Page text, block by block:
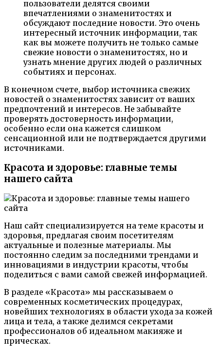
пользователи делятся своими
впечатлениями о знаменитостях и
обсуждают последние новости. Это очень
интересный источник информации, так
как вы можете получить не только самые
свежие новости о знаменитостях, но и
узнать мнение других людей о различных
событиях и персонах.
В конечном счете, выбор источника свежих
новостей о знаменитостях зависит от ваших
предпочтений и интересов. Не забывайте
проверять достоверность информации,
особенно если она кажется слишком
сенсационной или не подтверждается другими
источниками.
Красота и здоровье: главные темы
нашего сайта
Наш сайт специализируется на теме красоты и
здоровья, предлагая своим посетителям
актуальные и полезные материалы. Мы
постоянно следим за последними трендами и
инновациями в индустрии красоты, чтобы
поделиться с вами самой свежей информацией.
В разделе «Красота» мы рассказываем о
современных косметических процедурах,
новейших технологиях в области ухода за кожей
лица и тела, а также делимся секретами
профессионалов об идеальном макияже и
прическах.